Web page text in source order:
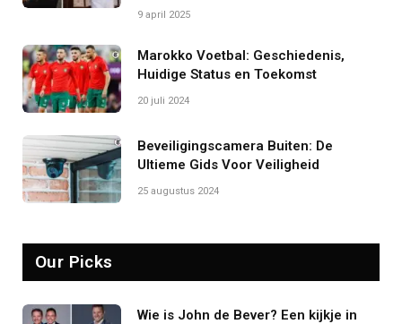
9 april 2025
Marokko Voetbal: Geschiedenis,
Huidige Status en Toekomst
20 juli 2024
Beveiligingscamera Buiten: De
Ultieme Gids Voor Veiligheid
25 augustus 2024
Our Picks
Wie is John de Bever? Een kijkje in